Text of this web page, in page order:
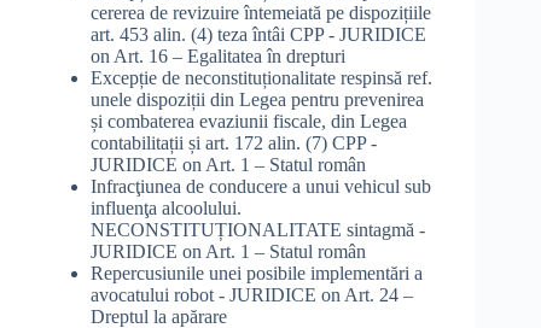
cererea de revizuire întemeiată pe dispozițiile
art. 453 alin. (4) teza întâi CPP - JURIDICE
on Art. 16 – Egalitatea în drepturi
Excepție de neconstituționalitate respinsă ref.
unele dispoziții din Legea pentru prevenirea
și combaterea evaziunii fiscale, din Legea
contabilitații și art. 172 alin. (7) CPP -
JURIDICE on Art. 1 – Statul român
Infracţiunea de conducere a unui vehicul sub
influenţa alcoolului.
NECONSTITUȚIONALITATE sintagmă -
JURIDICE on Art. 1 – Statul român
Repercusiunile unei posibile implementări a
avocatului robot - JURIDICE on Art. 24 –
Dreptul la apărare